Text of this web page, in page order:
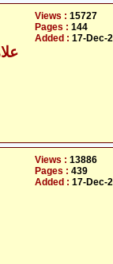
Views : 15727
Pages : 144
Added : 17-Dec-
Views : 13886
Pages : 439
Added : 17-Dec-